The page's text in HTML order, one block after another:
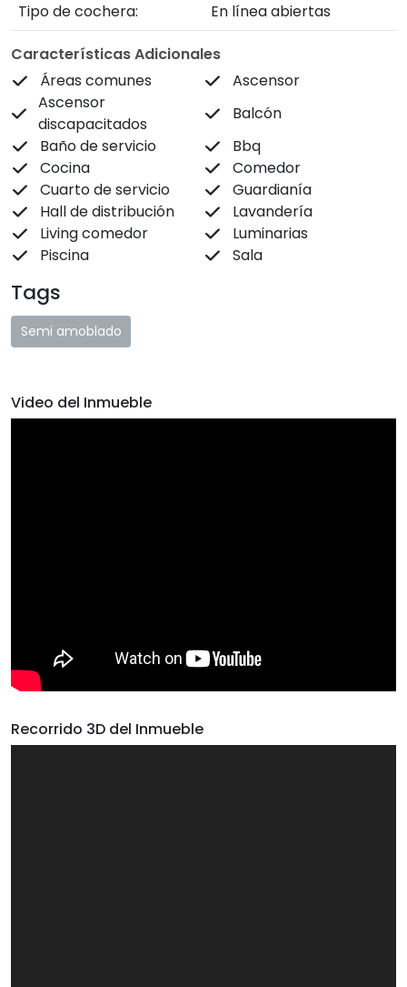
Tipo de cochera:
En línea abiertas
Características Adicionales
Áreas comunes
Ascensor
Ascensor
discapacitados
Balcón
Baño de servicio
Bbq
Cocina
Comedor
Cuarto de servicio
Guardianía
Hall de distribución
Lavandería
Living comedor
Luminarias
Piscina
Sala
Tags
Semi amoblado
Video del Inmueble
Recorrido 3D del Inmueble